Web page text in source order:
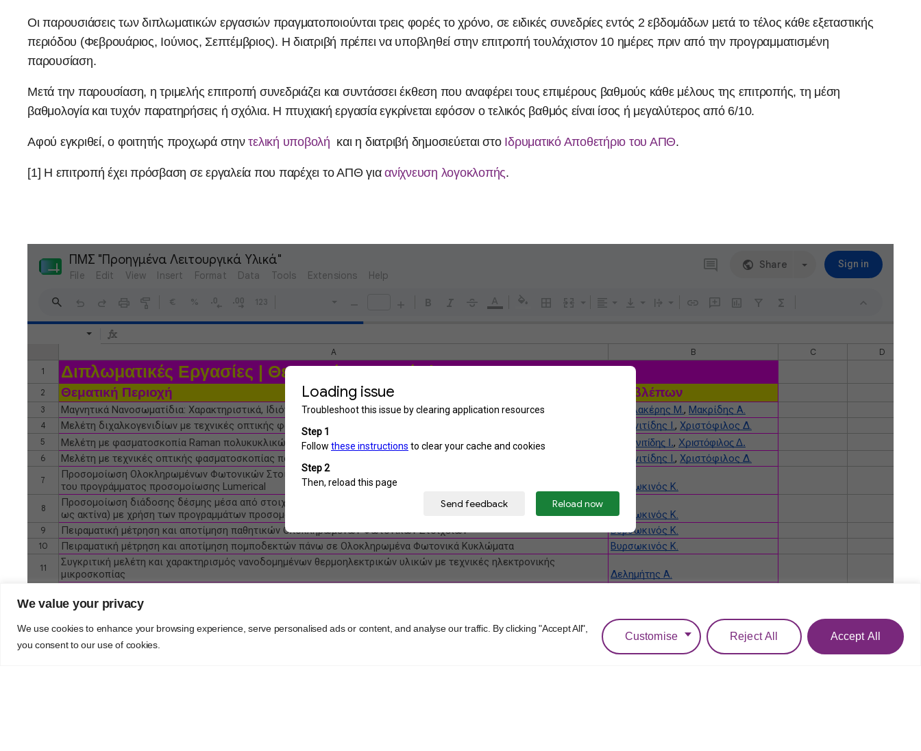
We value your privacy
We use cookies to enhance your browsing experience, serve personalised ads or content, and analyse our traffic. By clicking "Accept All",
you consent to our use of cookies.
Customise Reject All Accept All
Οι παρουσιάσεις των διπλωματικών εργασιών πραγματοποιούνται τρεις φορές το χρόνο, σε ειδικές συνεδρίες εντός 2 εβδομάδων μετά το τέλος κάθε εξεταστικής
περιόδου (Φεβρουάριος, Ιούνιος, Σεπτέμβριος). Η διατριβή πρέπει να υποβληθεί στην επιτροπή τουλάχιστον 10 ημέρες πριν από την προγραμματισμένη
παρουσίαση.
Μετά την παρουσίαση, η τριμελής επιτροπή συνεδριάζει και συντάσσει έκθεση που αναφέρει τους επιμέρους βαθμούς κάθε μέλους της επιτροπής, τη μέση
βαθμολογία και τυχόν παρατηρήσεις ή σχόλια. Η πτυχιακή εργασία εγκρίνεται εφόσον ο τελικός βαθμός είναι ίσος ή μεγαλύτερος από 6/10.
Αφού εγκριθεί, ο φοιτητής προχωρά στηντελική υποβολή και η διατριβή δημοσιεύεται στο Ιδρυματικό Αποθετήριο του ΑΠΘ.
[1] Η επιτροπή έχει πρόσβαση σε εργαλεία που παρέχει το ΑΠΘ για ανίχνευση λογοκλοπής.